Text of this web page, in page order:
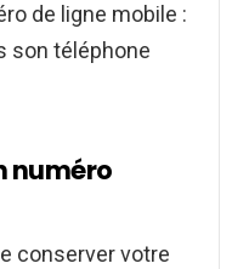
de ligne mobile :
son téléphone
numéro
conserver votre